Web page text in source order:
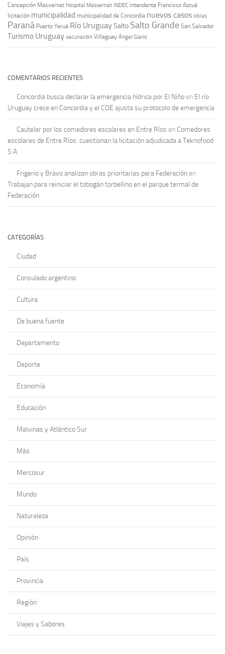
Concepción Masvernat Hospital Masvernat INDEC intendente Francisco Azcué
licitación municipalidad municipalidad de Concordia nuevos casos obras
Paraná Puerto Yeruá Río UruguaySalto Salto Grande San Salvador
Turismo Uruguay vacunación Villaguay Ángel Giano
COMENTARIOS RECIENTES
Concordia busca declarar la emergencia hídrica por El Niño en El río
Uruguay crece en Concordia y el COE ajusta su protocolo de emergencia
Cautelar por los comedores escolares en Entre Ríos en Comedores
escolares de Entre Ríos: cuestionan la licitación adjudicada a Teknofood
S.A.
Frigerio y Bravo analizan obras prioritarias para Federación en
Trabajan para reiniciar el tobogán torbellino en el parque termal de
Federación
CATEGORÍAS
Ciudad
Consulado argentino
Cultura
De buena fuente
Departamento
Deporte
Economía
Educación
Malvinas y Atlántico Sur
Más
Mercosur
Mundo
Naturaleza
Opinión
País
Provincia
Región
Viajes y Sabores